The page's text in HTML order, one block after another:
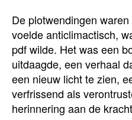
De plotwendingen
voelde anticlimactisch,
pdf wilde. Het was een
uitdaagde, een verhaal
een nieuw licht te zien,
verfrissend als
herinnering aan de